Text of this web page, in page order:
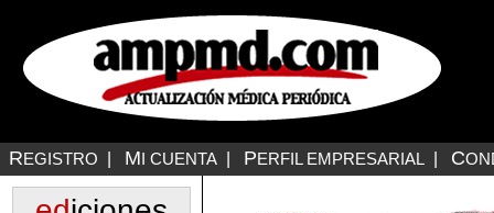
REGISTRO MI CUENTA PERFIL EMPRESARIAL C